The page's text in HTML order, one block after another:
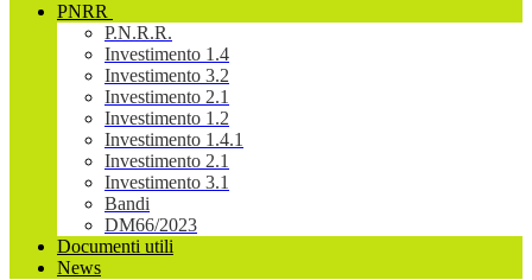
PNRR
P.N.R.R.
Investimento 1.4
Investimento 3.2
Investimento 2.1
Investimento 1.2
Investimento 1.4.1
Investimento 2.1
Investimento 3.1
Bandi
DM66/2023
Documenti utili
News